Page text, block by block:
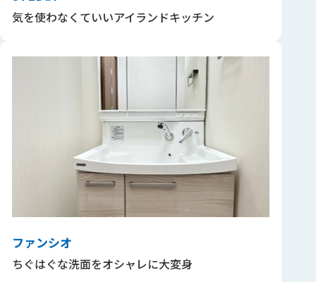
気を使わなくていいアイランドキッチン
ファンシオ
ちぐはぐな洗面をオシャレに大変身